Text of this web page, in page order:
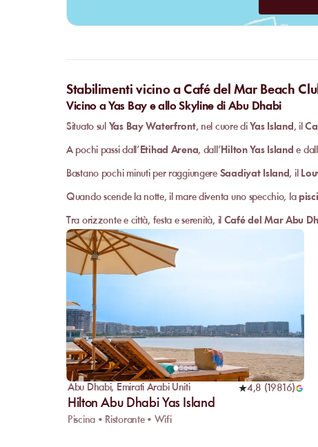
Stabilimenti vicino a Café del Mar Beach
Vicino a Yas Bay e allo Skyline di Abu Dhabi
Situato sul Yas Bay Waterfront, nel cuore di Yas Island, il
A pochi passi dall’ Etihad Arena, dall’Hilton Yas Island e
Bastano pochi minuti per raggiungere Saadiyat Island, il
Quando scende la notte, il mare diventa uno specchio, la
Tra orizzonte e città, festa e serenità, il Café del Mar Abu
Abu Dhabi, Emirati Arabi Uniti 4,8 (19816)
Hilton Abu Dhabi Yas Island
Piscina • Ristorante • Wifi